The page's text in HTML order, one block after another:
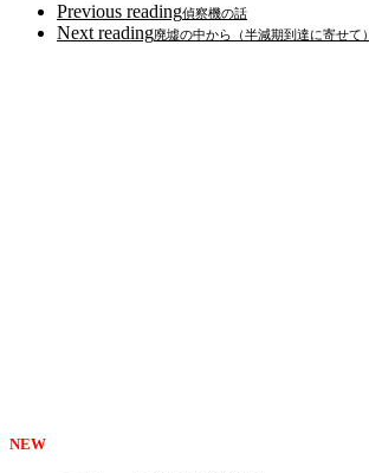
Previous reading偵察機の話
Next reading廃墟の中から（半減期到達に寄せて）
NEW